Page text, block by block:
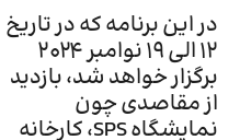
در این برنامه که در تاریخ
۱۲ الی ۱۹ نوامبر ۲۰۲۴
برگزار خواهد شد، بازدید
از مقاصدی چون
نمایشگاه SPS، کارخانه